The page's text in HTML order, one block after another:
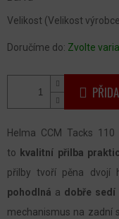
Velikost (Velikost
Doručíme do: Zvolte
Helma CCM Tacks 110
to kvalitní přilba
přilby tvoří pěna dvojí
pohodlná a dobře sedí
mechanismus na zadní